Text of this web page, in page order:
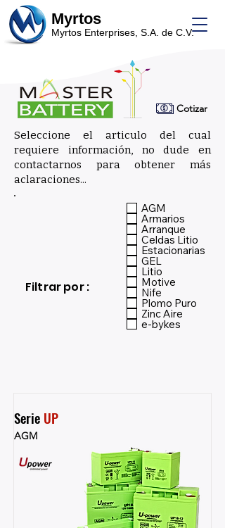
Myrtos
Myrtos Enterprises, S.A. de C.V.
Cotizar
Seleccione el articulo del cual
requiere información, no dude en
contactarnos para obtener más
aclaraciones...
Filtrar por :
AGM
Armarios
Arranque
Celdas Litio
Estacionarias
GEL
Litio
Motive
Nife
Plomo Puro
Zinc Aire
e-bykes
Serie UP
AGM